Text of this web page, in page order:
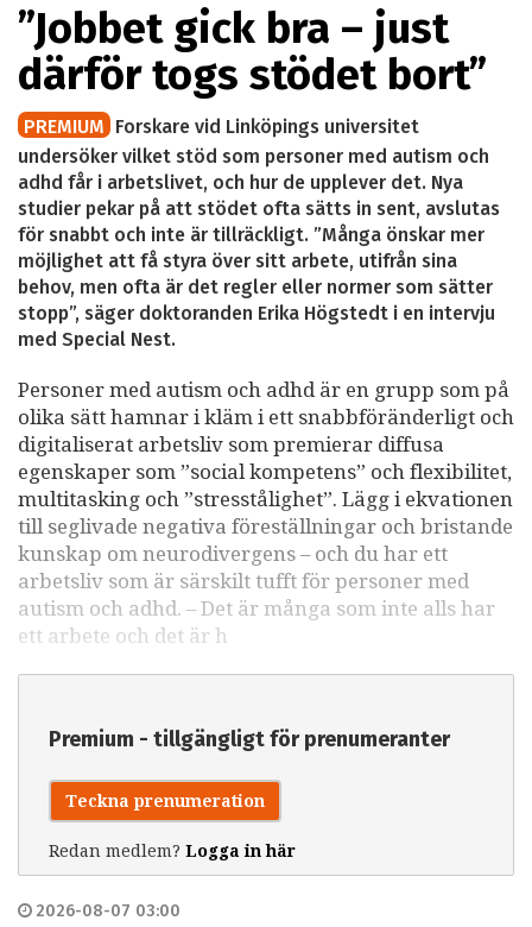
”Jobbet gick bra – just
därför togs stödet bort”
PREMIUM Forskare vid Linköpings universitet
undersöker vilket stöd som personer med autism och
adhd får i arbetslivet, och hur de upplever det. Nya
studier pekar på att stödet ofta sätts in sent, avslutas
för snabbt och inte är tillräckligt. ”Många önskar mer
möjlighet att få styra över sitt arbete, utifrån sina
behov, men ofta är det regler eller normer som sätter
stopp”, säger doktoranden Erika Högstedt i en intervju
med Special Nest.
Personer med autism och adhd är en grupp som på
olika sätt hamnar i kläm i ett snabbföränderligt och
digitaliserat arbetsliv som premierar diffusa
egenskaper som ”social kompetens” och flexibilitet,
multitasking och ”stresstålighet”. Lägg i ekvationen
till seglivade negativa föreställningar och bristande
kunskap om neurodivergens – och du har ett
arbetsliv som är särskilt tufft för personer med
autism och adhd. – Det är många som inte alls har
ett arbete och det är h
Premium - tillgängligt för prenumeranter
Teckna prenumeration
Redan medlem? Logga in här
2026-08-07 03:00